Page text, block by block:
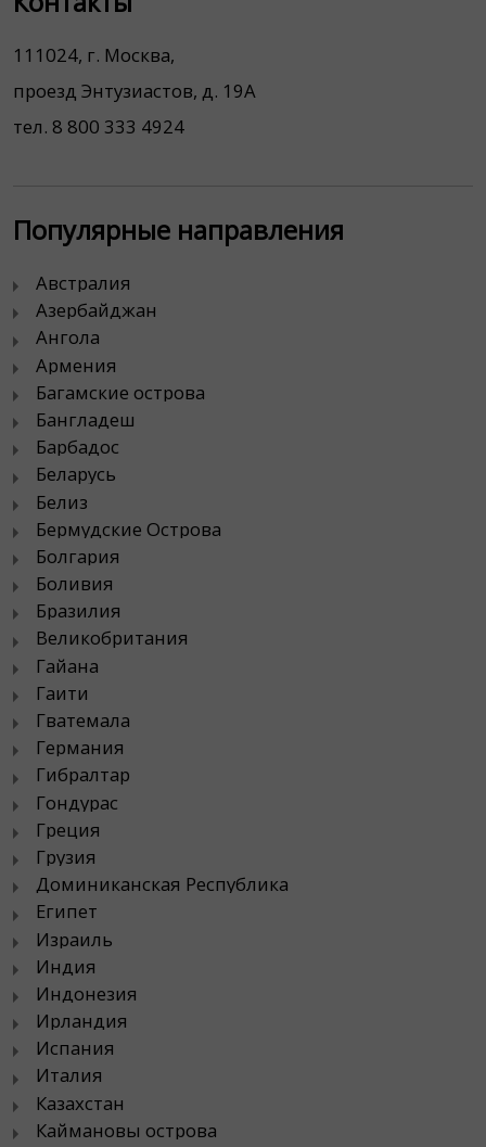
111024, г. Москва,
проезд Энтузиастов, д. 19А
тел. 8 800 333 4924
Популярные направления
Австралия
Азербайджан
Ангола
Армения
Багамские острова
Бангладеш
Барбадос
Беларусь
Белиз
Бермудские Острова
Болгария
Боливия
Бразилия
Великобритания
Гайана
Гаити
Гватемала
Германия
Гибралтар
Гондурас
Греция
Грузия
Доминиканская Республика
Египет
Израиль
Индия
Индонезия
Ирландия
Испания
Италия
Казахстан
Каймановы острова